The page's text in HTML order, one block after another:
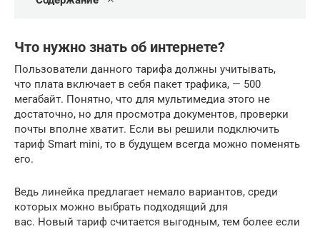
Что нужно знать об интернете?
Пользователи данного тарифа должны учитывать,
что плата включает в себя пакет трафика, — 500
мегабайт. Понятно, что для мультимедиа этого не
достаточно, но для просмотра документов, проверки
почты вполне хватит. Если вы решили подключить
тариф Smart mini, то в будущем всегда можно поменять
его.
Ведь линейка предлагает немало вариантов, среди
которых можно выбрать подходящий для
вас. Новый тариф считается выгодным, тем более если